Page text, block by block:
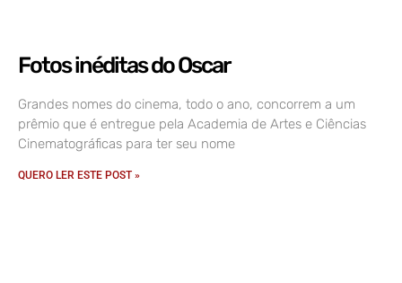
Fotos inéditas do Oscar
Grandes nomes do cinema, todo o ano, concorrem a um
prêmio que é entregue pela Academia de Artes e Ciências
Cinematográficas para ter seu nome
QUERO LER ESTE POST »